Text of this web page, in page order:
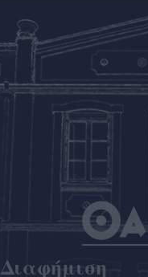
Διαφήμιση